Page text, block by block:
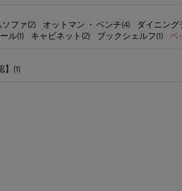
ファ(2) オットマン ・ ベンチ(4) ダイニング
ル(1) キャビネット(2) ブックシェルフ(1) ベ
】(1)